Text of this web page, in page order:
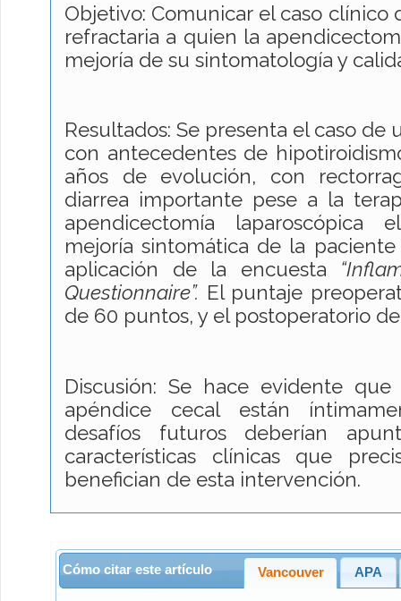
Objetivo: Comunicar el caso clínico
refractaria a quien la
mejoría de su sintomatología y
Resultados: Se presenta el caso de
con antecedentes de
años de evolución, con
diarrea importante pese a la
apendicectomía laparoscópica
mejoría sintomática de la
aplicación de la encuesta
Questionnaire”. El puntaje
de 60 puntos, y el postoperatorio de
Discusión: Se hace evidente
apéndice cecal están
desafíos futuros deberían
características clínicas que
benefician de esta intervención.
Cómo citar este artículo Vancouver APA